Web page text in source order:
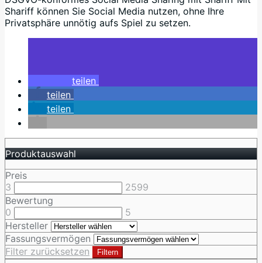
Shariff können Sie Social Media nutzen, ohne Ihre
Privatsphäre unnötig aufs Spiel zu setzen.
teilen
teilen
teilen
Produktauswahl
Preis
3
2599
Bewertung
0
5
Hersteller
Fassungsvermögen
Filter zurücksetzen
Filtern